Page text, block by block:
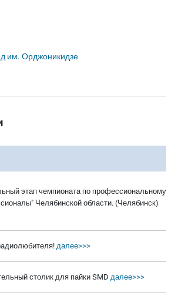
им. Орджоникидзе
этап чемпионата по профессиональному
Челябинской области. (Челябинск)
далее>>>
столик для пайки SMD далее>>>